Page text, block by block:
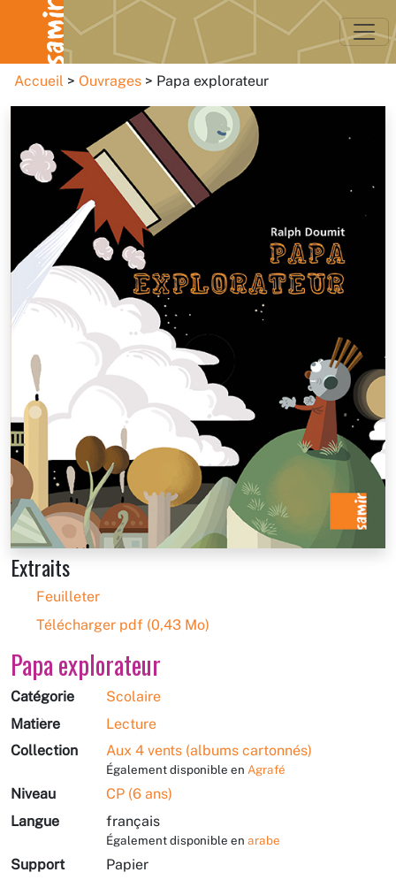
Accueil Ouvrages Papa explorateur
Extraits
Feuilleter
Télécharger pdf (0,43 Mo)
Papa explorateur
Catégorie
Scolaire
Matière
Lecture
Collection
Aux 4 vents (albums cartonnés)
Également disponible en Agrafé
Niveau
CP (6 ans)
Langue
français
Également disponible en arabe
Support
Papier